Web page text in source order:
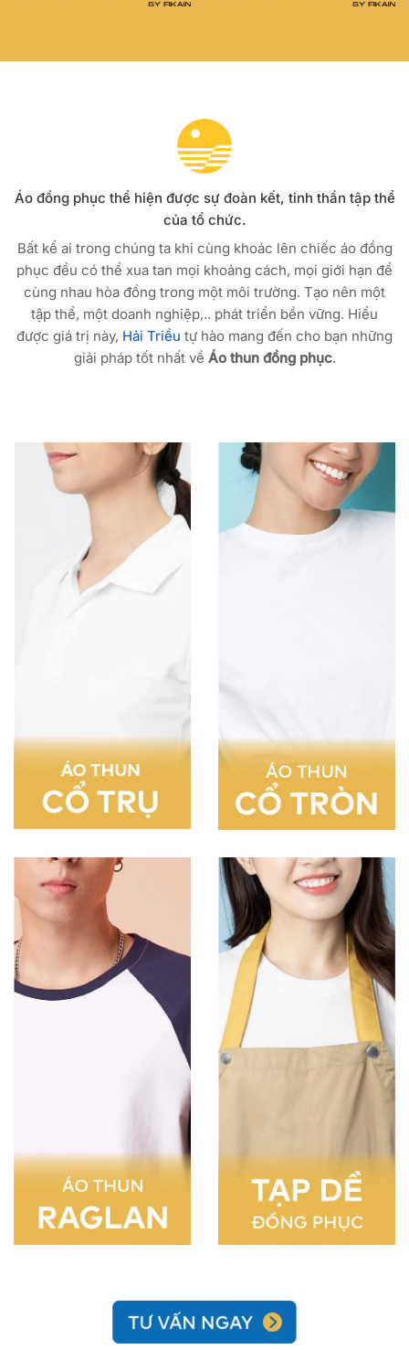
Áo đồng phục thể hiện được sự đoàn kết, tinh thần tập thể
của tổ chức.
Bất kể ai trong chúng ta khi cùng khoác lên chiếc áo đồng
phục đều có thể xua tan mọi khoảng cách, mọi giới hạn để
cùng nhau hòa đồng trong một môi trường. Tạo nên một
tập thể, một doanh nghiệp,.. phát triển bền vững. Hiểu
được giá trị này, Hải Triều tự hào mang đến cho bạn những
giải pháp tốt nhất về Áo thun đồng phục.